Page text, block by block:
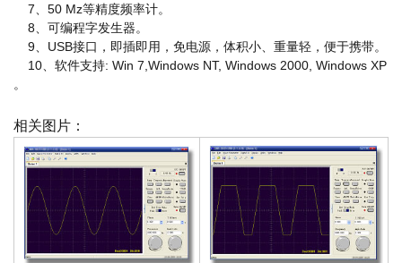
7、50 Mz等精度频率计。
8、可编程字发生器。
9、USB接口，即插即用，免电源，体积小、重量轻，便于携带。
10、软件支持: Win 7,Windows NT, Windows 2000, Windows XP
。
相关图片 ：